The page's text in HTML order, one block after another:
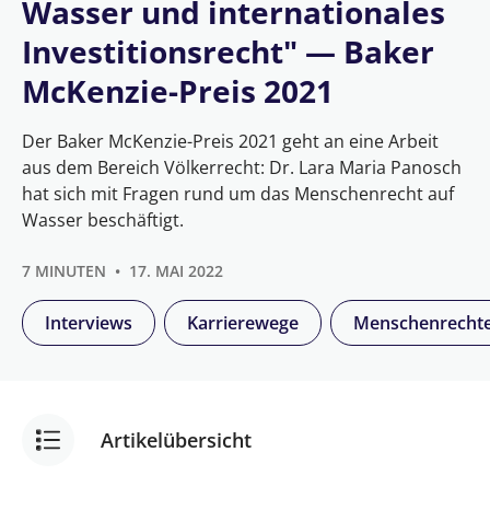
Wasser und internationales
Investitionsrecht" — Baker
McKenzie-Preis 2021
Der Baker McKenzie-Preis 2021 geht an eine Arbeit
aus dem Bereich Völkerrecht: Dr. Lara Maria Panosch
hat sich mit Fragen rund um das Menschenrecht auf
Wasser beschäftigt.
Interviews Karrierewege
7 MINUTEN 17. MAI 2022
Artikelübersicht